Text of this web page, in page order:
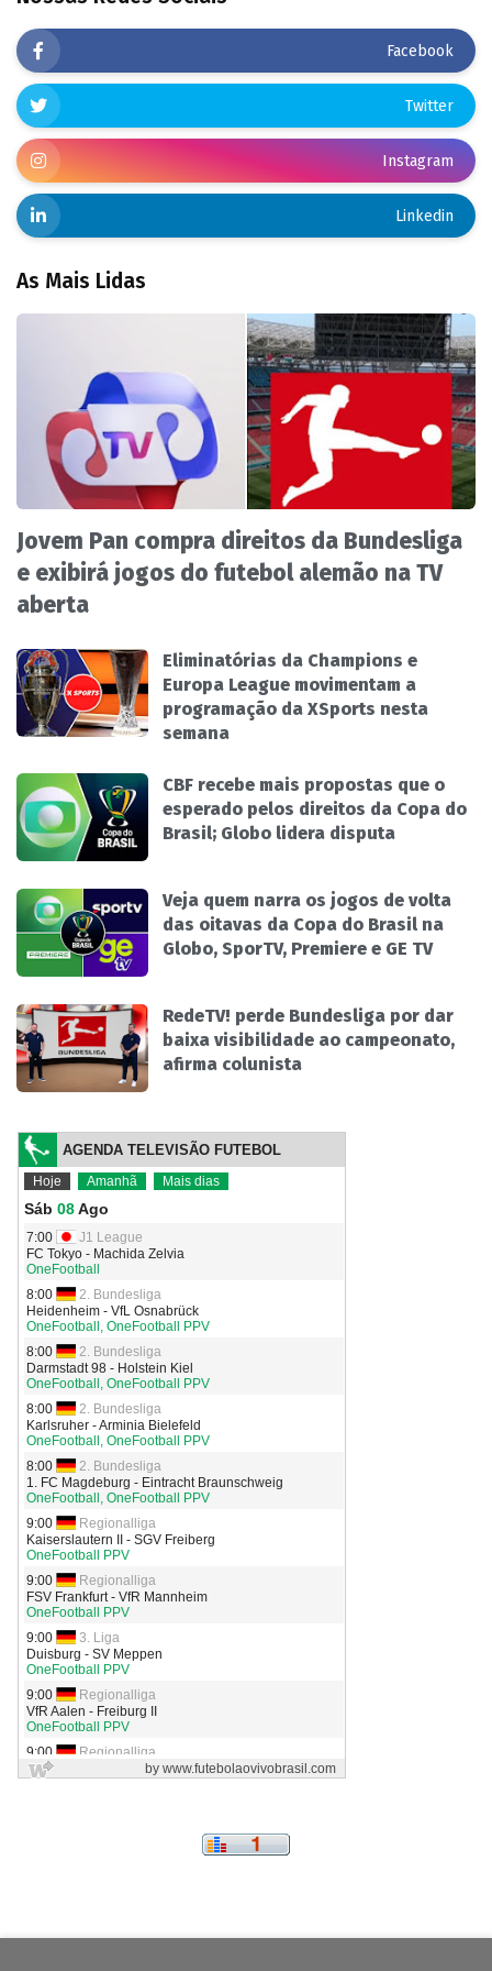
Facebook
Twitter
Instagram
Linkedin
As Mais Lidas
Jovem Pan compra direitos da Bundesliga
e exibirá jogos do futebol alemão na TV
aberta
Eliminatórias da Champions e
Europa League movimentam a
programação da XSports nesta
semana
CBF recebe mais propostas que o
esperado pelos direitos da Copa do
Brasil; Globo lidera disputa
Veja quem narra os jogos de volta
das oitavas da Copa do Brasil na
Globo, SporTV, Premiere e GE TV
RedeTV! perde Bundesliga por dar
baixa visibilidade ao campeonato,
afirma colunista